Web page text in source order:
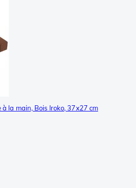
la main, Bois Iroko, 37x27 cm